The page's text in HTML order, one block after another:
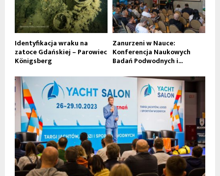
Identyfikacja wraku na
zatoce Gdańskiej – Parowiec
Königsberg
Zanurzeni w Nauce:
Konferencja Naukowych
Badań Podwodnych i...